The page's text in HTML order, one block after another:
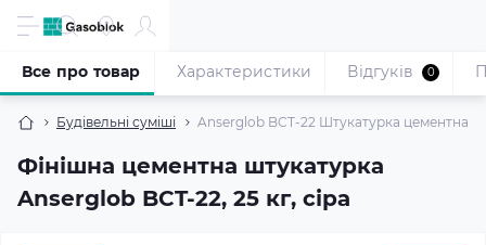
Будівельні суміші Anserglob BCT-22 Штукатурка цементна
Фінішна цементна штукатурка
Anserglob BCT-22, 25 кг, сіра
Все про товар Характеристики Відгуків 0